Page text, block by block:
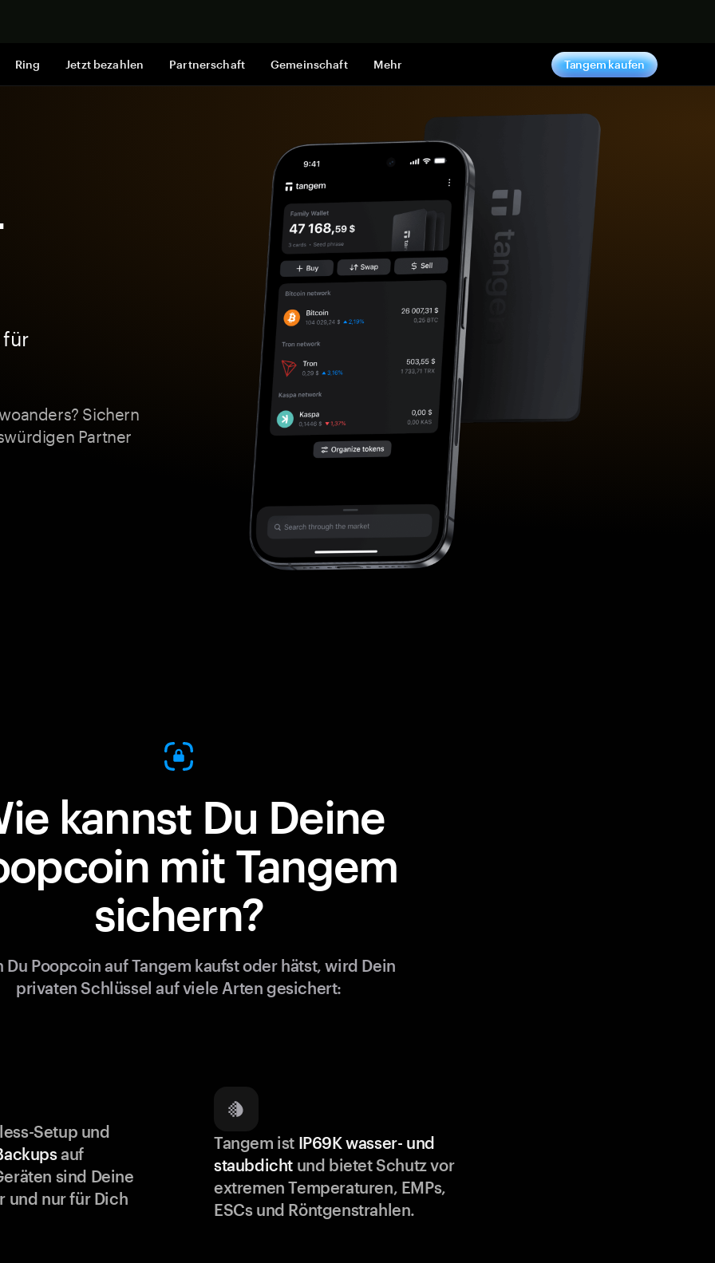
Ring Jetzt bezahlen Partnerschaft Gemeinschaft Mehr Tangem kaufen
für
Sichern
Partner
kannst Du Deine
mit Tangem
sichern?
Du Poopcoin auf Tangem kaufst oder hätst, wird Dein
privaten Schlüssel auf viele Arten gesichert:
Setup und
auf
sind Deine
und nur für Dich
Tangem ist IP69K wasser- und
staubdicht und bietet Schutz vor
extremen Temperaturen, EMPs,
ESCs und Röntgenstrahlen.